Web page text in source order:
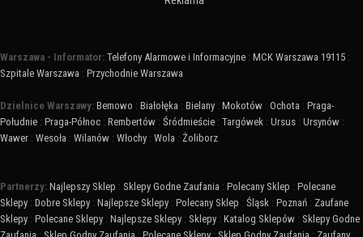
Warszawa - Informator: Telefony Alarmowe i Informacyjne : MCK Warszawa 19115 :
Szpitale Warszawa : Przychodnie Warszawa
Dzielnice Warszawy: Bemowo : Białołęka : Bielany : Mokotów : Ochota : Praga-
Południe : Praga-Północ : Rembertów : Śródmieście : Targówek : Ursus : Ursynów :
Wawer : Wesoła : Wilanów : Włochy : Wola : Żoliborz
Partnerzy: Najlepszy Sklep : Sklepy Godne Zaufania : Polecany Sklep : Polecane
Sklepy : Dobre Sklepy : Najlepsze Sklepy : Polecany Sklep : Śląsk : Poznań : Zaufane
Sklepy : Polecane Sklepy : Najlepsze Sklepy : Sklepy : Katalog Sklepów : Sklepy Godne